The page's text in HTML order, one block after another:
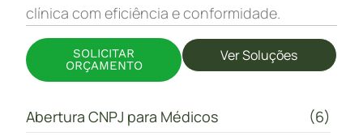
clínica com eficiência e conformidade.
SOLICITAR
ORÇAMENTO
Ver Soluções
Abertura CNPJ para Médicos
(6)